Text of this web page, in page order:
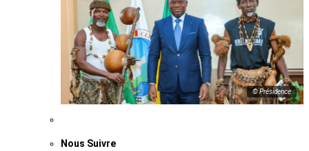
© Présidence
Nous Suivre